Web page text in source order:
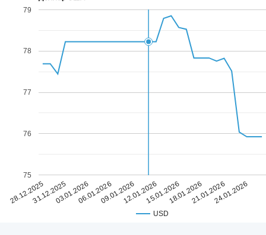
USD
28.12.202531.12.202503.01.202606.01.202609.01.202612.01.202615.01.202618.01.202621.01.202624.01.2026
75
76
77
78
79